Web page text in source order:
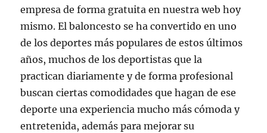
empresa de forma gratuita en nuestra web hoy
mismo. El baloncesto se ha convertido en uno
de los deportes más populares de estos últimos
años, muchos de los deportistas que la
practican diariamente y de forma profesional
buscan ciertas comodidades que hagan de ese
deporte una experiencia mucho más cómoda y
entretenida, además para mejorar su